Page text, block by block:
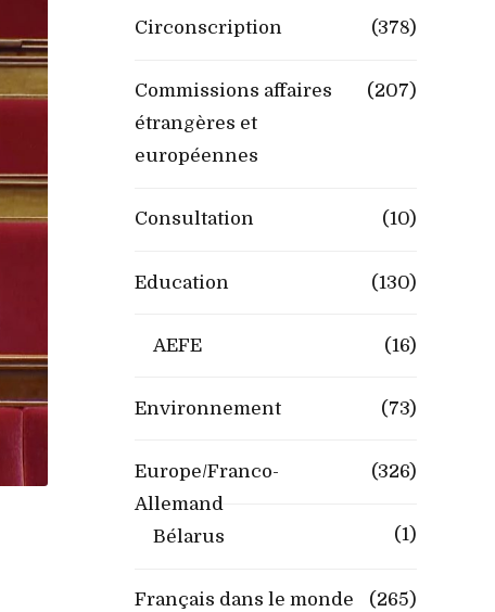
Circonscription (378)
Commissions affaires
étrangères et
européennes
(207)
Consultation (10)
Education (130)
AEFE (16)
Environnement (73)
Europe/Franco-
Allemand
(326)
Bélarus (1)
Français dans le monde (265)